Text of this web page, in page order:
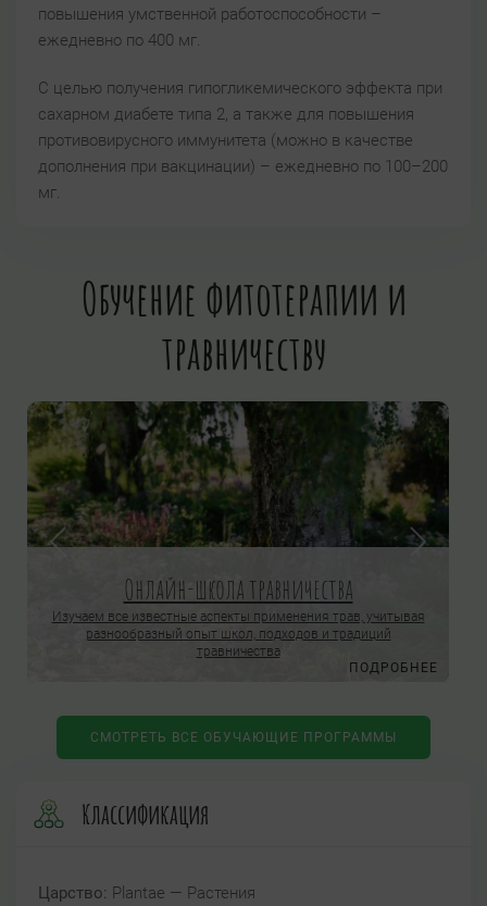
повышения умственной работоспособности –
ежедневно по 400 мг.
С целью получения гипогликемического эффекта при
сахарном диабете типа 2, а также для повышения
противовирусного иммунитета (можно в качестве
дополнения при вакцинации) – ежедневно по 100–200
мг.
Обучение фитотерапии и
травничеству
Онлайн-школа травничества
Изучаем все известные аспекты применения трав, учитывая
разнообразный опыт школ, подходов и традиций
травничества
ПОДРОБНЕЕ
СМОТРЕТЬ ВСЕ ОБУЧАЮЩИЕ ПРОГРАММЫ
Классификация
Царство: Plantae — Растения